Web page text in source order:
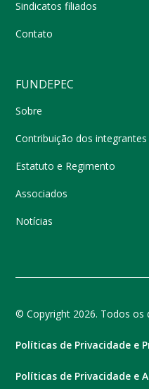
Sindicatos filiados
Contato
FUNDEPEC
Sobre
Contribuição dos integrantes
Estatuto e Regimento
Associados
Notícias
© Copyright 2026. Todos os
Políticas de Privacidade e
Políticas de Privacidade e